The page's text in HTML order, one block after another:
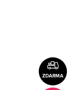
ZDARMA